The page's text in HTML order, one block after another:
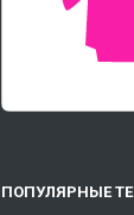
ПОПУЛЯРНЫЕ